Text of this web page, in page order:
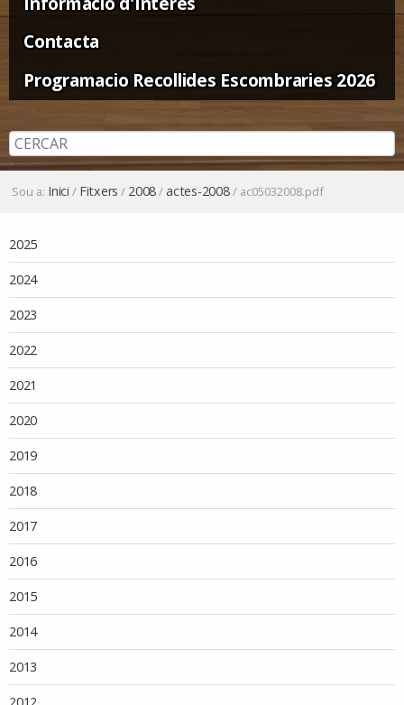
Contacta
Programacio Recollides Escombraries 2026
Sou a: Inici / Fitxers / 2008/actes-2008/ ac05032008.pdf
2025
2024
2023
2022
2021
2020
2019
2018
2017
2016
2015
2014
2013